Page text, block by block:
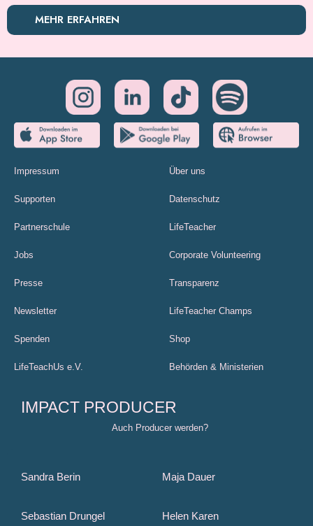
MEHR ERFAHREN
Impressum Über uns
Supporten Datenschutz
Partnerschule LifeTeacher
Jobs Corporate Volunteering
Presse Transparenz
Newsletter LifeTeacher Champs
Spenden Shop
LifeTeachUs e.V. Behörden & Ministerien
IMPACT PRODUCER
Auch Producer werden?
Sandra Berin Maja Dauer
Sebastian Drungel Helen Karen